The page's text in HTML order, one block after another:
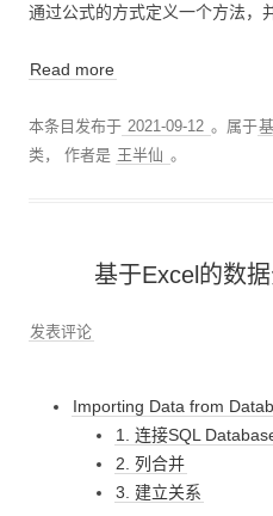
通过公式的方式定义一个方法，
Read more
本条目发布于 2021-09-12 。属于
类， 作者是 王半仙 。
基于Excel的数
发表评论
Importing Data from
1. 连接SQL
2. 列合并
3. 建立关系